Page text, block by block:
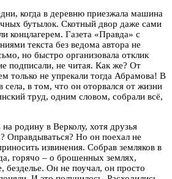
когда в деревню приезжала машина
бутылок. Скотный двор даже сами
концлагерем. Газета «Правда» с
текста без ведома автора не
но быстро организовала отклик
подписали, не читая. Как же? От
только не упрекали тогда Абрамова! В
села, в том, что он оторвался от жизни
труд, одним словом, собрали всё,
родину в Верколу, хотя друзья
Оправдываться? Но он поехал не
извинения. Собрав земляков в
горячо – о брошенных землях,
безделье. Он не поучал, он просто